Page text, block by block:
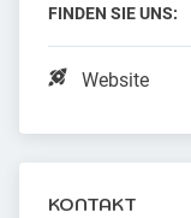
FINDEN SIE UNS:
Website
KONTAKT